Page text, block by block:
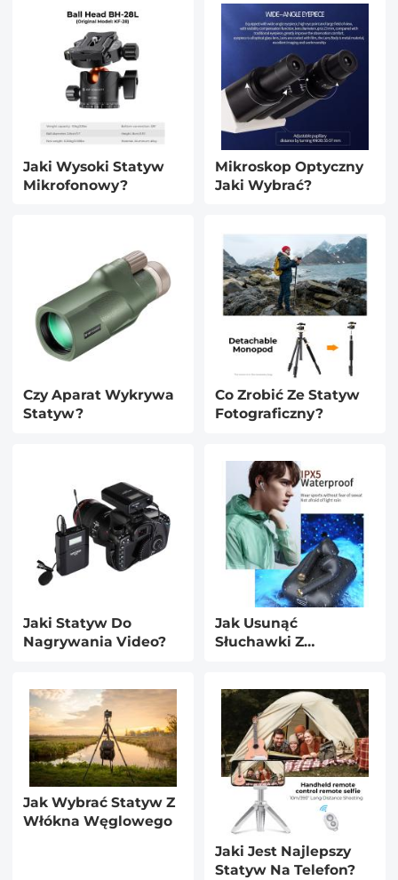
Jaki Wysoki Statyw
Mikrofonowy?
Mikroskop Optyczny
Jaki Wybrać?
Czy Aparat Wykrywa
Statyw?
Co Zrobić Ze Statyw
Fotograficzny?
Jaki Statyw Do
Nagrywania Video?
Jak Usunąć
Słuchawki Z
Jak Wybrać Statyw Z
Włókna Węglowego
Jaki Jest Najlepszy
Statyw Na Telefon?